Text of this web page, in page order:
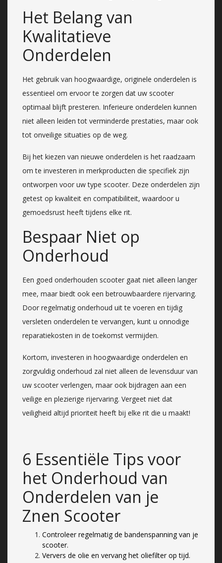
Het Belang van
Kwalitatieve
Onderdelen
Het gebruik van hoogwaardige, originele onderdelen is
essentieel om ervoor te zorgen dat uw scooter
optimaal blijft presteren. Inferieure onderdelen kunnen
niet alleen leiden tot verminderde prestaties, maar ook
tot onveilige situaties op de weg.
Bij het kiezen van nieuwe onderdelen is het raadzaam
om te investeren in merkproducten die specifiek zijn
ontworpen voor uw type scooter. Deze onderdelen zijn
getest op kwaliteit en compatibiliteit, waardoor u
gemoedsrust heeft tijdens elke rit.
Bespaar Niet op
Onderhoud
Een goed onderhouden scooter gaat niet alleen langer
mee, maar biedt ook een betrouwbaardere rijervaring.
Door regelmatig onderhoud uit te voeren en tijdig
versleten onderdelen te vervangen, kunt u onnodige
reparatiekosten in de toekomst vermijden.
Kortom, investeren in hoogwaardige onderdelen en
zorgvuldig onderhoud zal niet alleen de levensduur van
uw scooter verlengen, maar ook bijdragen aan een
veilige en plezierige rijervaring. Vergeet niet dat
veiligheid altijd prioriteit heeft bij elke rit die u maakt!
6 Essentiële Tips voor
het Onderhoud van
Onderdelen van je
Znen Scooter
Controleer regelmatig de bandenspanning van je
scooter.
Ververs de olie en vervang het oliefilter op tijd.